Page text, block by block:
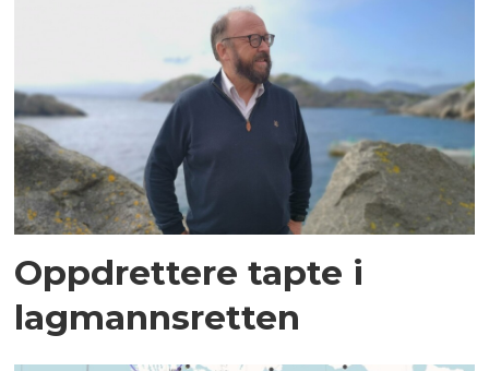
Oppdrettere tapte i
lagmannsretten